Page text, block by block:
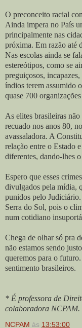
O preconceito racial
Ainda impera no País
principalmente nas
próxima. Em razão até
Nas escolas ainda se
estereótipos, como se
preguiçosos,
índios terem assumido
quase 700
As elites brasileiras
recuado nos anos 80,
avassaladora. A
relação entre o Estado
diferentes, dando-lhes
Espero que esses
divulgados pela mídia,
punidos pelo
Serra do Sol, pois o
num cotidiano
Chega de olhar só pra
não estamos sendo
queremos para o
sentimento brasileiros.
* É professora de
colaboradora NCPAM.
NCPAM às 13:53:00